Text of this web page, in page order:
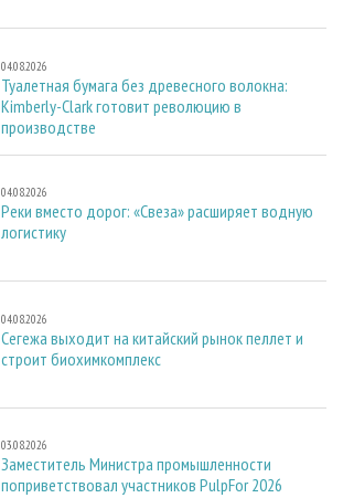
04.08.2026
Туалетная бумага без древесного волокна:
Kimberly-Clark готовит революцию в
производстве
04.08.2026
Реки вместо дорог: «Свеза» расширяет водную
логистику
04.08.2026
Сегежа выходит на китайский рынок пеллет и
строит биохимкомплекс
03.08.2026
Заместитель Министра промышленности
поприветствовал участников PulpFor 2026